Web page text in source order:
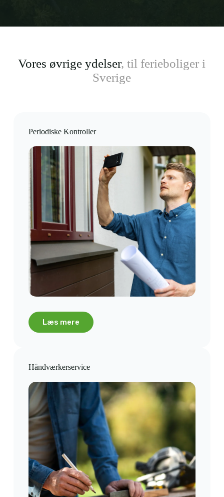
Vores øvrige ydelser, til ferieboliger i
Sverige
Periodiske Kontroller
Læs mere
Håndværkerservice